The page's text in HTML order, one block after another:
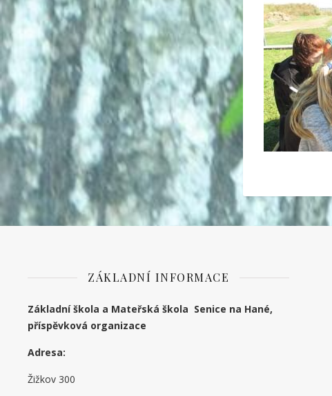
ZÁKLADNÍ INFORMACE
Základní škola a Mateřská škola Senice na Hané,
příspěvková organizace
Adresa:
Žižkov 300